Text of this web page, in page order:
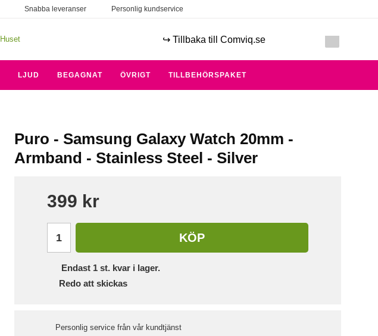
Snabba leveranser Personlig kundservice
↪️ Tillbaka till Comviq.se
LJUD BEGAGNAT ÖVRIGT TILLBEHÖRSPAKET
Puro - Samsung Galaxy Watch 20mm -
Armband - Stainless Steel - Silver
399 kr
KÖP
Endast 1st. kvar i lager.
Redo att skickas
Personlig service från vår kundtjänst